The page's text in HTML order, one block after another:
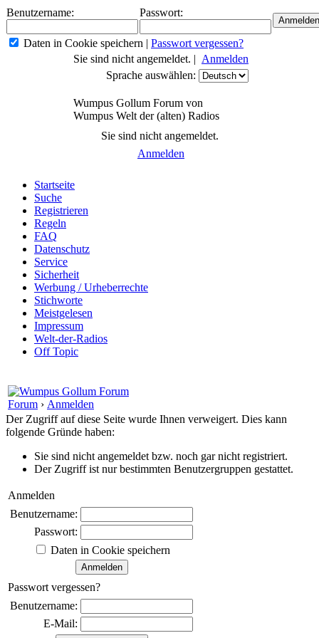
Benutzername: Passwort:
Daten in Cookie speichern | Passwort vergessen?
Sie sind nicht angemeldet. | Anmelden
Sprache auswählen:
Wumpus Gollum Forum von
Wumpus Welt der (alten) Radios
Sie sind nicht angemeldet.
Anmelden
Startseite
Suche
Registrieren
Regeln
FAQ
Datenschutz
Service
Sicherheit
Werbung / Urheberrechte
Stichworte
Meistgelesen
Impressum
Welt-der-Radios
Off Topic
Forum › Anmelden
Der Zugriff auf diese Seite wurde Ihnen verweigert. Dies kann
folgende Gründe haben:
Sie sind nicht angemeldet bzw. noch gar nicht registriert.
Der Zugriff ist nur bestimmten Benutzergruppen gestattet.
Anmelden
Benutzername:
Passwort:
Daten in Cookie speichern
Passwort vergessen?
Benutzername:
E-Mail: